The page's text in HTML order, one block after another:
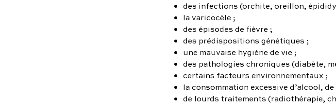
des infections (orchite, oreillon,
la varicocèle ;
des épisodes de fièvre ;
des prédispositions génétiques ;
une mauvaise hygiène de vie ;
des pathologies chroniques (diabète,
certains facteurs environnementaux ;
la consommation excessive d’alcool,
de lourds traitements (radiothérapie,